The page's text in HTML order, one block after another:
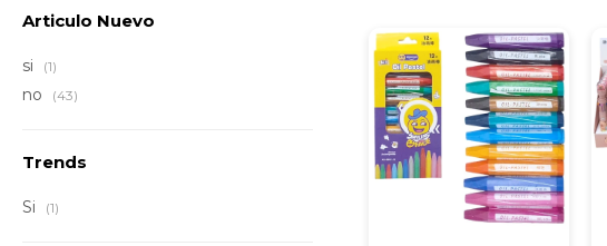
Articulo Nuevo
si (1)
no (43)
Trends
Si (1)